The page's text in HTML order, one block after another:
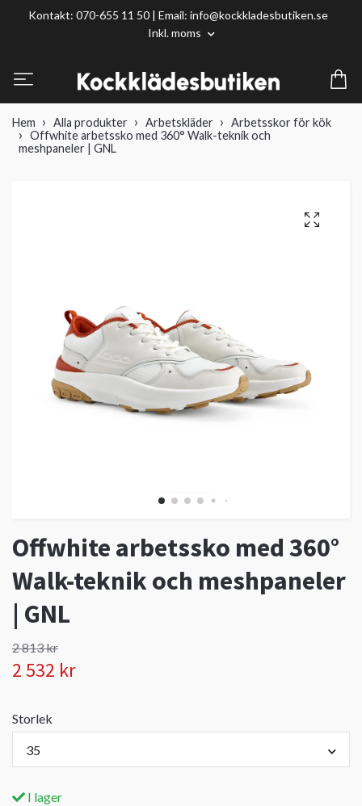
Kontakt: 070-655 11 50 | Email: info@kockkladesbutiken.se
Inkl. moms
Hem Alla produkter Arbetskläder
Arbetsskor för kök
Offwhite arbetssko med 360° Walk-teknik och
meshpaneler | GNL
Offwhite arbetssko med 360°
Walk-teknik och meshpaneler
| GNL
2 813 kr
2 532 kr
Storlek
35
I lager